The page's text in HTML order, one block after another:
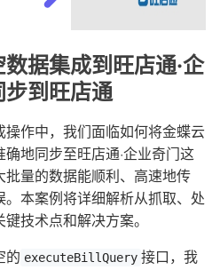
据集成到旺店通·企
到旺店通
作中，我们面临如何将金蝶云
地同步至旺店通·企业奇门这
量的数据能顺利、高速地传
本案例将详细解析从抓取、处
技术点和解决方案。
的 executeBillQuery 接口，我